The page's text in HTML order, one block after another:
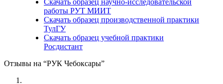
работы РУТ МИИТ
Скачать образец производственной практики
ТулГУ
Скачать образец учебной практики
Росдистант
Отзывы на “РУК Чебоксары”